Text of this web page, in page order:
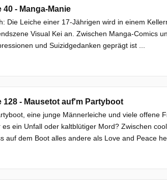
40 - Manga-Manie
Die Leiche einer 17-Jährigen wird in einem
Visual Kei an. Zwischen Manga-Comics
und Suizidgedanken geprägt ist ...
128 - Mausetot auf'm Partyboot
eine junge Männerleiche und viele offene
es ein Unfall oder kaltblütiger Mord? Zwischen
auf dem Boot alles andere als Love and Peace